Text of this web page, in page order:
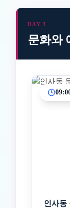
DAY 3
문화와
인사동